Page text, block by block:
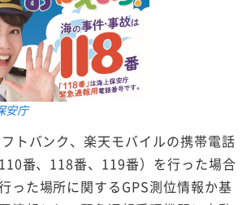
安庁
トバンク、楽天モバイルの携帯電話
番、118番、119番）を行った場合
った場所に関するGPS測位情報か基